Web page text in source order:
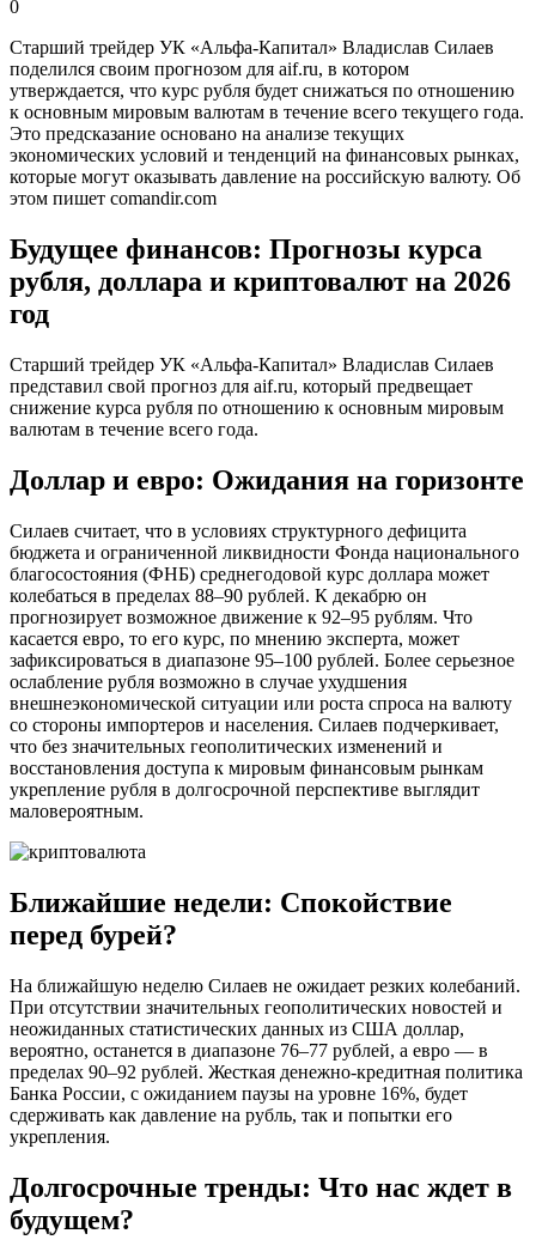
0
Старший трейдер УК «Альфа-Капитал» Владислав Силаев
поделился своим прогнозом для aif.ru, в котором
утверждается, что курс рубля будет снижаться по отношению
к основным мировым валютам в течение всего текущего года.
Это предсказание основано на анализе текущих
экономических условий и тенденций на финансовых рынках,
которые могут оказывать давление на российскую валюту. Об
этом пишет comandir.com
Будущее финансов: Прогнозы курса
рубля, доллара и криптовалют на 2026
год
Старший трейдер УК «Альфа-Капитал» Владислав Силаев
представил свой прогноз для aif.ru, который предвещает
снижение курса рубля по отношению к основным мировым
валютам в течение всего года.
Доллар и евро: Ожидания на горизонте
Силаев считает, что в условиях структурного дефицита
бюджета и ограниченной ликвидности Фонда национального
благосостояния (ФНБ) среднегодовой курс доллара может
колебаться в пределах 88–90 рублей. К декабрю он
прогнозирует возможное движение к 92–95 рублям. Что
касается евро, то его курс, по мнению эксперта, может
зафиксироваться в диапазоне 95–100 рублей. Более серьезное
ослабление рубля возможно в случае ухудшения
внешнеэкономической ситуации или роста спроса на валюту
со стороны импортеров и населения. Силаев подчеркивает,
что без значительных геополитических изменений и
восстановления доступа к мировым финансовым рынкам
укрепление рубля в долгосрочной перспективе выглядит
маловероятным.
Ближайшие недели: Спокойствие
перед бурей?
На ближайшую неделю Силаев не ожидает резких колебаний.
При отсутствии значительных геополитических новостей и
неожиданных статистических данных из США доллар,
вероятно, останется в диапазоне 76–77 рублей, а евро — в
пределах 90–92 рублей. Жесткая денежно-кредитная политика
Банка России, с ожиданием паузы на уровне 16%, будет
сдерживать как давление на рубль, так и попытки его
укрепления.
Долгосрочные тренды: Что нас ждет в
будущем?